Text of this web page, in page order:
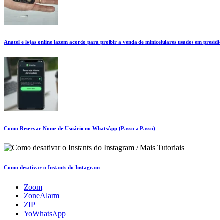
Anatel e lojas online fazem acordo para proibir a venda de minicelulares usados em
Como Reservar Nome de Usuário no WhatsApp (Passo a Passo)
Como desativar o Instants do Instagram
Zoom
ZoneAlarm
ZIP
YoWhatsApp